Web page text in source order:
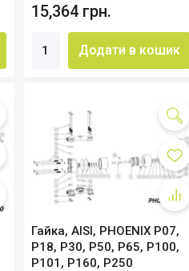
15,364 грн.
Додати в кошик
Гайка, AISI, PHOENIX P07,
P18, P30, P50, P65, P100,
P101, P160, P250